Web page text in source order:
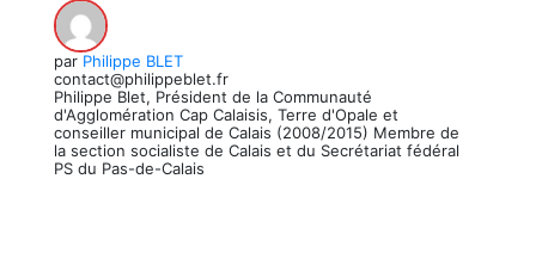
par Philippe BLET
contact@philippeblet.fr
Philippe Blet, Président de la Communauté
d'Agglomération Cap Calaisis, Terre d'Opale et
conseiller municipal de Calais (2008/2015) Membre de
la section socialiste de Calais et du Secrétariat fédéral
PS du Pas-de-Calais